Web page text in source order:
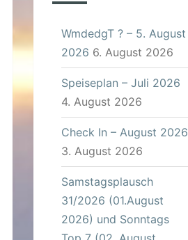
WmdedgT ? – 5. August
2026 6. August 2026
Speiseplan – Juli 2026
4. August 2026
Check In – August 2026
3. August 2026
Samstagsplausch
31/2026 (01.August
2026) und Sonntags